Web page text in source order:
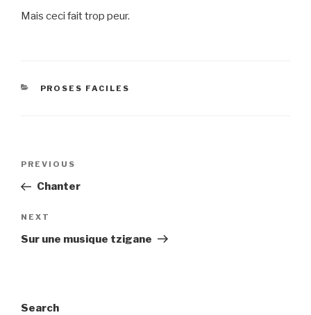
Mais ceci fait trop peur.
CATEGORIES
PROSES FACILES
Previous
Post
PREVIOUS
Chanter
Next
Post
NEXT
Sur une musique tzigane
Search